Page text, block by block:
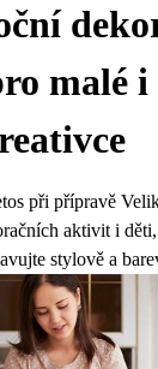
malé i
při přípravě
aktivit i
stylově a